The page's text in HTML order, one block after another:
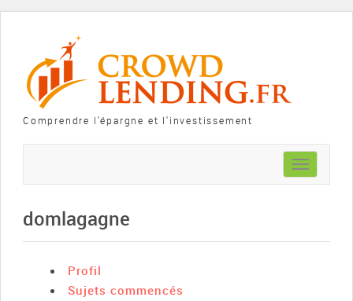
Comprendre l'épargne et l'investissement
Toggle
navigation
domlagagne
Profil
Sujets commencés